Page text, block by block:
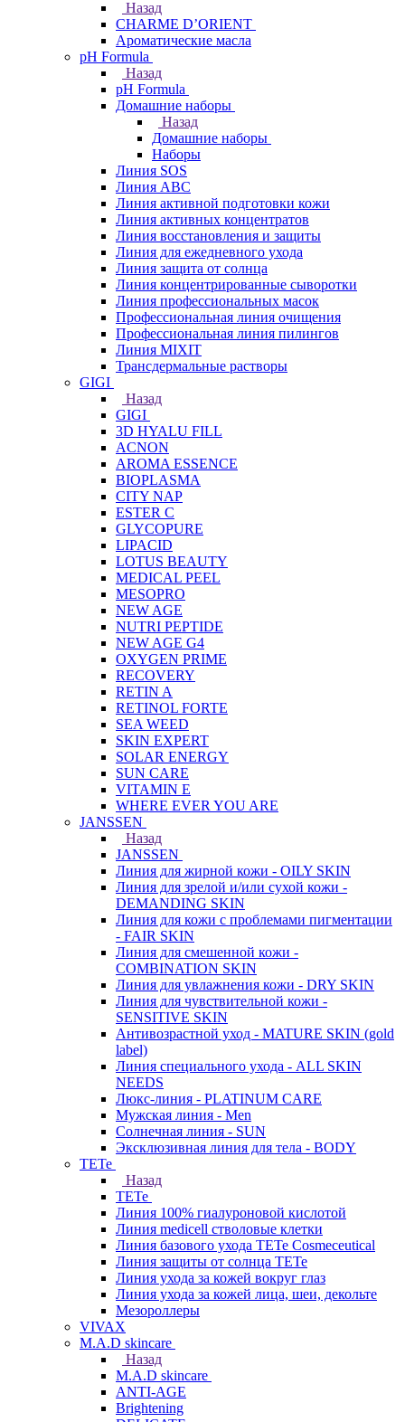
Назад
CHARME D’ORIENT
Ароматические масла
pH Formula
Назад
pH Formula
Домашние наборы
Назад
Домашние наборы
Наборы
Линия SOS
Линия АВС
Линия активной подготовки кожи
Линия активных концентратов
Линия восстановления и защиты
Линия для ежедневного ухода
Линия защита от солнца
Линия концентрированные сыворотки
Линия профессиональных масок
Профессиональная линия очищения
Профессиональная линия пилингов
Линия MIXIT
Трансдермальные растворы
GIGI
Назад
GIGI
3D HYALU FILL
ACNON
AROMA ESSENCE
BIOPLASMA
CITY NAP
ESTER C
GLYCOPURE
LIPACID
LOTUS BEAUTY
MEDICAL PEEL
MESOPRO
NEW AGE
NUTRI PEPTIDE
NEW AGE G4
OXYGEN PRIME
RECOVERY
RETIN A
RETINOL FORTE
SEA WEED
SKIN EXPERT
SOLAR ENERGY
SUN CARE
VITAMIN E
WHERE EVER YOU ARE
JANSSEN
Назад
JANSSEN
Линия для жирной кожи - OILY SKIN
Линия для зрелой и/или сухой кожи -
DEMANDING SKIN
Линия для кожи с проблемами пигментации
- FAIR SKIN
Линия для смешенной кожи -
COMBINATION SKIN
Линия для увлажнения кожи - DRY SKIN
Линия для чувствительной кожи -
SENSITIVE SKIN
Антивозрастной уход - MATURE SKIN (gold
label)
Линия специального ухода - ALL SKIN
NEEDS
Люкс-линия - PLATINUM CARE
Мужская линия - Men
Солнечная линия - SUN
Эксклюзивная линия для тела - BODY
TETe
Назад
TETe
Линия 100% гиалуроновой кислотой
Линия medicell стволовые клетки
Линия базового ухода TETe Cosmeceutical
Линия защиты от солнца TETe
Линия ухода за кожей вокруг глаз
Линия ухода за кожей лица, шеи, декольте
Мезороллеры
VIVAX
M.A.D skincare
Назад
M.A.D skincare
ANTI-AGE
Brightening